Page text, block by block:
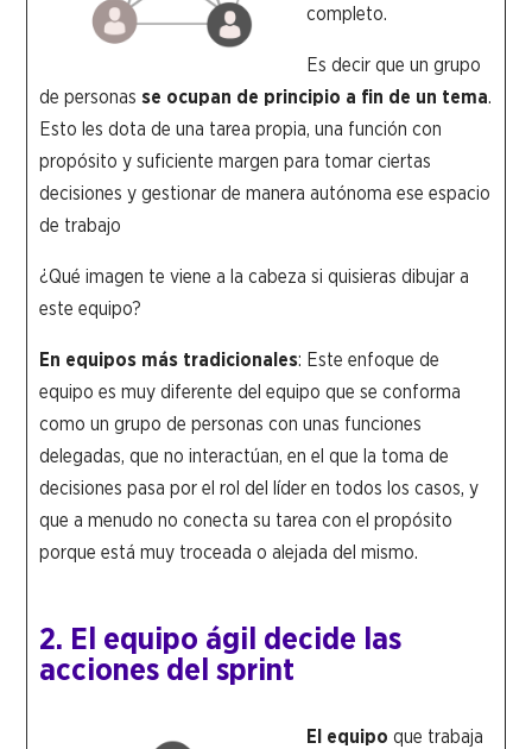
completo.
Es decir que un grupo
de personasse ocupan de principio a fin de un tema.
Esto les dota de una tarea propia, una función con
propósito y suficiente margen para tomar ciertas
decisiones y gestionar de manera autónoma ese espacio
de trabajo
¿Qué imagen te viene a la cabeza si quisieras dibujar a
este equipo?
En equipos más tradicionales: Este enfoque de
equipo es muy diferente del equipo que se conforma
como un grupo de personas con unas funciones
delegadas, que no interactúan, en el que la toma de
decisiones pasa por el rol del líder en todos los casos, y
que a menudo no conecta su tarea con el propósito
porque está muy troceada o alejada del mismo.
2. El equipo ágil decide las
acciones del sprint
El equipo que trabaja